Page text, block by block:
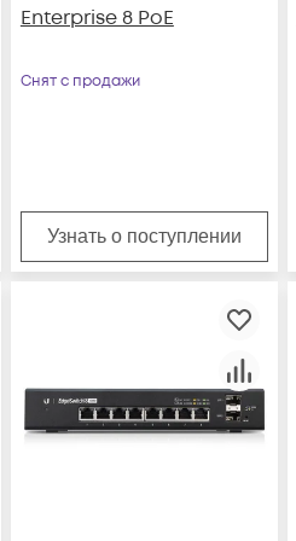
Enterprise 8 PoE
Снят с продажи
Узнать о поступлении